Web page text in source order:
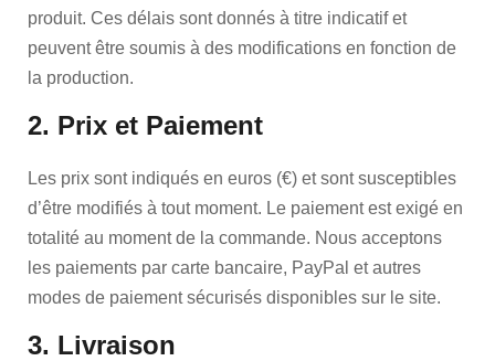
produit. Ces délais sont donnés à titre indicatif et
peuvent être soumis à des modifications en fonction de
la production.
2. Prix et Paiement
Les prix sont indiqués en euros (€) et sont susceptibles
d’être modifiés à tout moment. Le paiement est exigé en
totalité au moment de la commande. Nous acceptons
les paiements par carte bancaire, PayPal et autres
modes de paiement sécurisés disponibles sur le site.
3. Livraison